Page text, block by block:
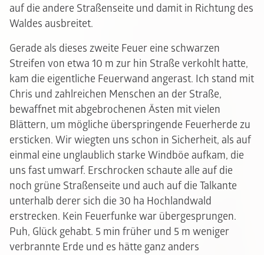
auf die andere Straßenseite und damit in Richtung des
Waldes ausbreitet.
Gerade als dieses zweite Feuer eine schwarzen
Streifen von etwa 10 m zur hin Straße verkohlt hatte,
kam die eigentliche Feuerwand angerast. Ich stand mit
Chris und zahlreichen Menschen an der Straße,
bewaffnet mit abgebrochenen Ästen mit vielen
Blättern, um mögliche überspringende Feuerherde zu
ersticken. Wir wiegten uns schon in Sicherheit, als auf
einmal eine unglaublich starke Windböe aufkam, die
uns fast umwarf. Erschrocken schaute alle auf die
noch grüne Straßenseite und auch auf die Talkante
unterhalb derer sich die 30 ha Hochlandwald
erstrecken. Kein Feuerfunke war übergesprungen.
Puh, Glück gehabt. 5 min früher und 5 m weniger
verbrannte Erde und es hätte ganz anders